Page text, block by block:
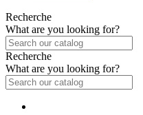
Recherche
What are you looking for?
Recherche
What are you looking for?